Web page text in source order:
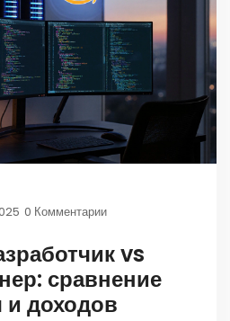
0 Комментарии
vs
сравнение
и доходов